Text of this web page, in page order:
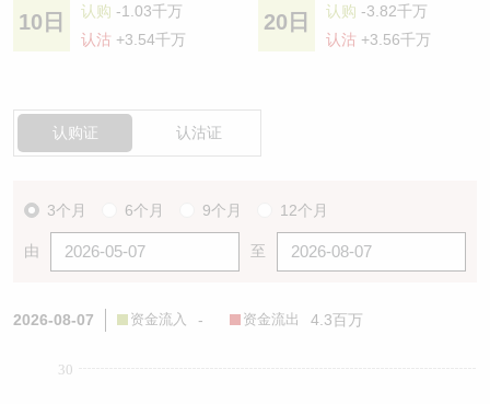
10日 认购 -1.03千万
认沽 +3.54千万
20日 认购 -3.82千万
认沽 +3.56千万
认购证 认沽证
3个月 6个月 9个月 12个月
由 至
2026-08-07 资金流入 - 资金流出 4.3百万
30